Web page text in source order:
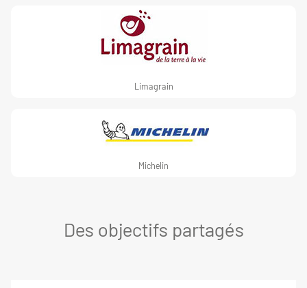
Limagrain
Michelin
Des objectifs partagés